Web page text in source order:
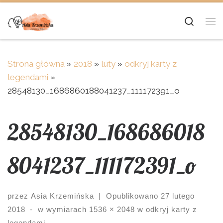
Skip to content
Strona główna » 2018 » luty » odkryj karty z
legendami »
28548130_1686860188041237_111172391_o
28548130_168686018
8041237_111172391_o
przez Asia Krzemińska | Opublikowano 27 lutego
2018
- w wymiarach 1536 × 2048 w odkryj karty z